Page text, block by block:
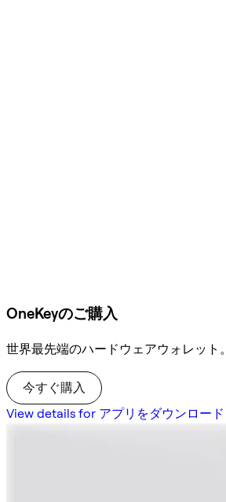
OneKeyのご購入
世界最先端のハードウェアウォレット。
今すぐ購入
View details for アプリをダウンロード